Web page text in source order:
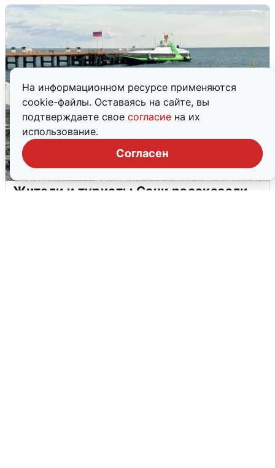
На информационном ресурсе применяются
cookie-файлы. Оставаясь на сайте, вы
подтверждаете свое согласие на их
использование.
Согласен
Жители и туристы Сочи рассказали